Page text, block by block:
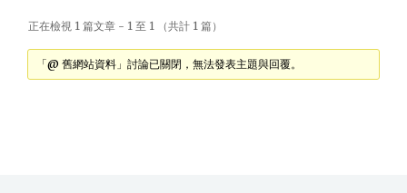
正在檢視 1 篇文章 - 1 至 1 （共計 1 篇）
「@ 舊網站資料」討論已關閉，無法發表主題與回覆。